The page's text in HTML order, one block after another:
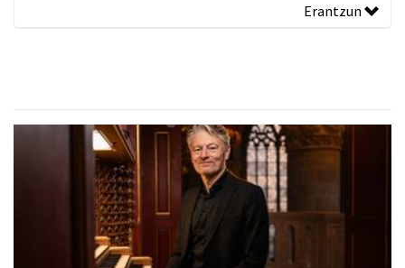
Erantzun